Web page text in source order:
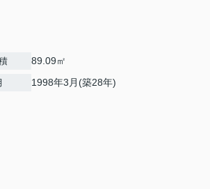
89.09㎡
1998年3月(築28年)